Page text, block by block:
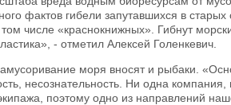
фактов гибели запутавшихся в старых
числе «краснокнижных». Гибнут
- отметил Алексей Голенкевич.
моря вносят и рыбаки.
несознательность. Ни одна компания,
поэтому одно из направлений